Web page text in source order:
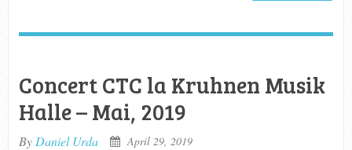
Concert CTC la Kruhnen Musik
Halle – Mai, 2019
By Daniel Urda
April 29, 2019